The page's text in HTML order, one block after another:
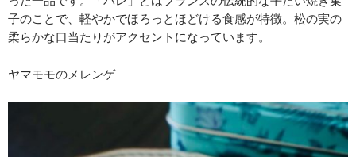
子のことで、軽やかでほろっとほどける食感が特徴。松の実の
柔らかな口当たりがアクセントになっています。
ヤマモモのメレンゲ